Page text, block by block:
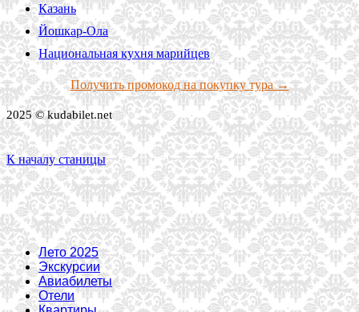
Казань
Йошкар-Ола
Национальная кухня марийцев
Получить промокод на покупку тура →
2025 © kudabilet.net
К началу станицы
Лето 2025
Экскурсии
Авиабилеты
Отели